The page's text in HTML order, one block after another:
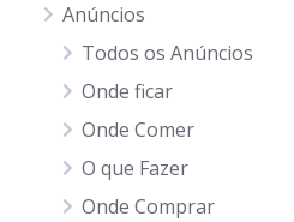
Anúncios
Todos os Anúncios
Onde ficar
Onde Comer
O que Fazer
Onde Comprar